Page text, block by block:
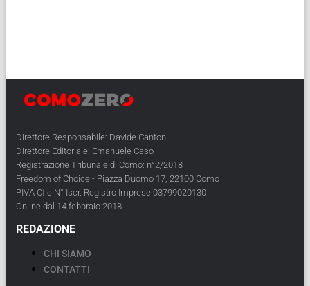
Direttore Responsabile: Davide Cantoni
Direttore Editoriale: Emanuele Caso
Registrazione Tribunale di Como: n°2/2018
Freedom of Choice - Piazza Duomo 17, 22100 Como
PIVA Cf e N° Iscr. Registro Imprese 03799020130
Online dal 14 febbraio 2018
REDAZIONE
CHI SIAMO
CONTATTI